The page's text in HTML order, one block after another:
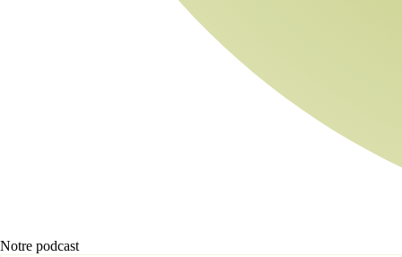
Notre podcast